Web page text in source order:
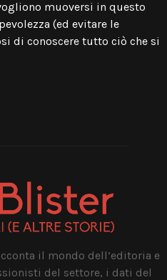
muoversi in questo
(ed evitare le
di conoscere tutto ciò che si
il mondo dell’editoria e
del settore, i dati del